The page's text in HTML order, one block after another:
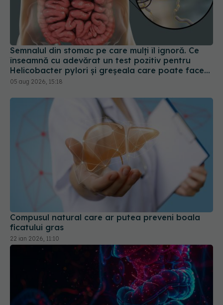
Semnalul din stomac pe care mulți îl ignoră. Ce
înseamnă cu adevărat un test pozitiv pentru
Helicobacter pylori și greșeala care poate face
tratamentul mult mai dificil
05 aug 2026, 15:18
Compusul natural care ar putea preveni boala
22 ian 2026, 11:10